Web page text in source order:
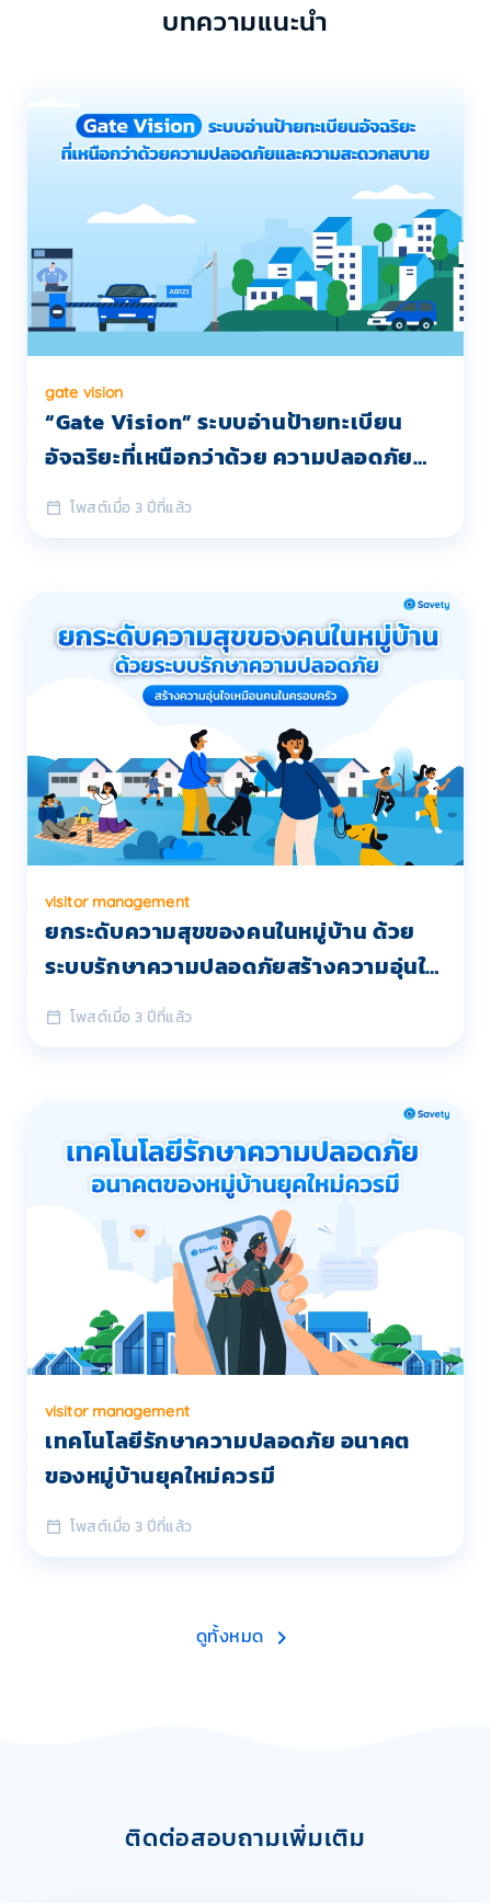
บทความแนะนำ
gate vision
“Gate Vision” ระบบอ่านป้ายทะเบียน
อัจฉริยะที่เหนือกว่าด้วย ความปลอดภัย
และ ความสะดวกสบาย
โพสต์เมื่อ 3 ปีที่แล้ว
visitor management
ยกระดับความสุขของคนในหมู่บ้าน ด้วย
ระบบรักษาความปลอดภัยสร้างความอุ่นใจ
เหมือนคนในครอบครัว
โพสต์เมื่อ 3 ปีที่แล้ว
visitor management
เทคโนโลยีรักษาความปลอดภัย อนาคต
ของหมู่บ้านยุคใหม่ควรมี
โพสต์เมื่อ 3 ปีที่แล้ว
ดูทั้งหมด
ติดต่อสอบถามเพิ่มเติม